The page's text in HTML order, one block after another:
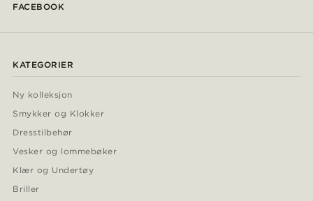
FACEBOOK
KATEGORIER
Ny kolleksjon
Smykker og Klokker
Dresstilbehør
Vesker og lommebøker
Klær og Undertøy
Briller